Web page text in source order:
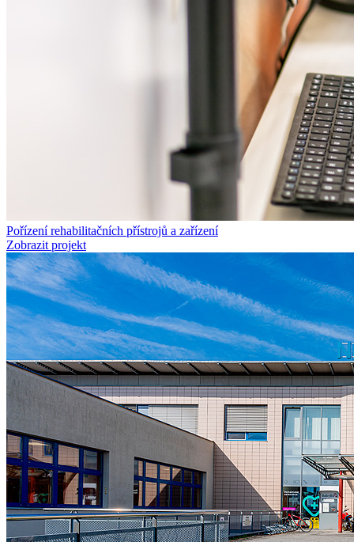
Pořízení rehabilitačních přístrojů a zařízení
Zobrazit projekt